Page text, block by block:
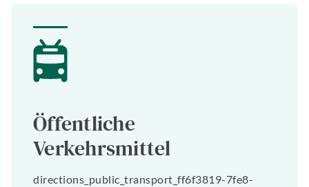
Öffentliche
Verkehrsmittel
directions_public_transport_ff6f3819-7fe8-